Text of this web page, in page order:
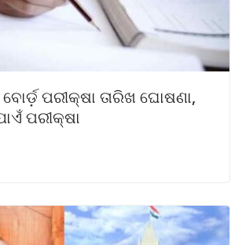
ପରୀକ୍ଷା ତାରିଖ ଘୋଷଣା,
ପରୀକ୍ଷା